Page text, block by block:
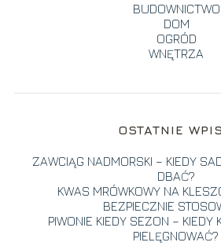
BUDOWNICTWO
DOM
OGRÓD
WNĘTRZA
OSTATNIE
ZAWCIĄG NADMORSKI – KIEDY
DBAĆ?
KWAS MRÓWKOWY NA
BEZPIECZNIE
PIWONIE KIEDY SEZON – KIEDY
PIELĘGNOWAĆ?